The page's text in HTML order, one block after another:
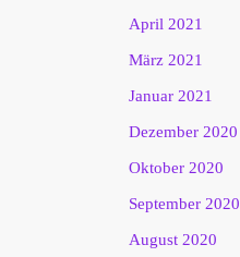
April 2021
März 2021
Januar 2021
Dezember 2020
Oktober 2020
September 2020
August 2020